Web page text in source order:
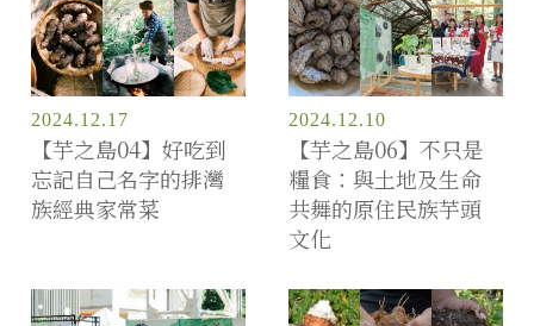
2024.12.17
【芋之島04】好吃到
忘記自己名字的排灣
族經典家常菜
2024.12.10
【芋之島06】不只是
糧食：與土地及生命
共舞的原住民族芋頭
文化